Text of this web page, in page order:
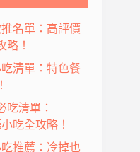
名單：高評價
略！
清單：特色餐
吃清單：
吃全攻略！
推薦：冷掉也